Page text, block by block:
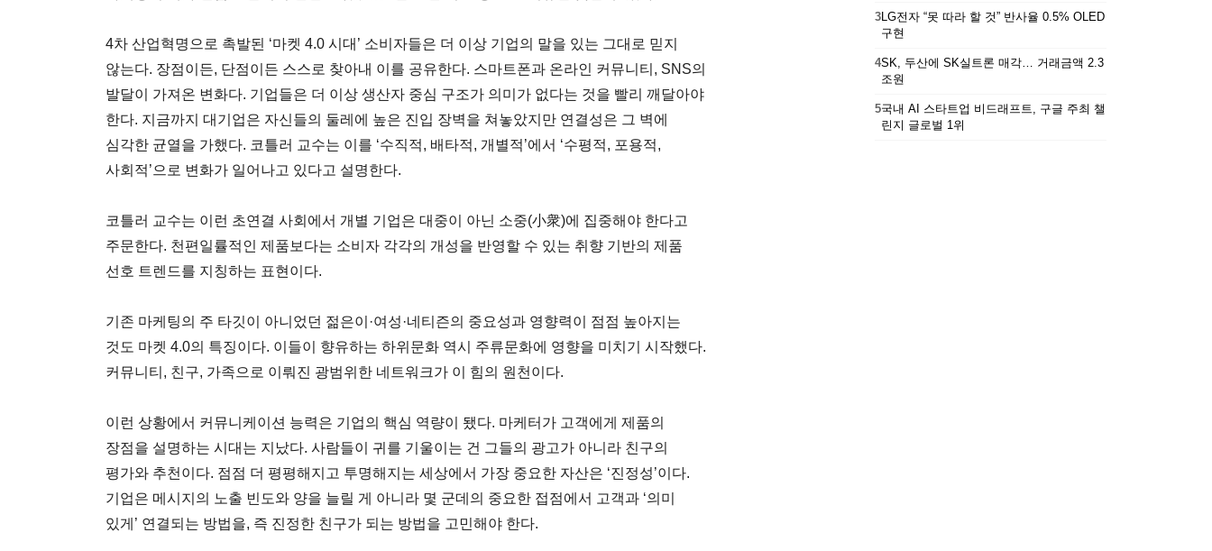
4차 산업혁명으로 촉발된 ‘마켓 4.0 시대’ 소비자들은 더 이상 기업의 말을 있는 그대로 믿지
않는다. 장점이든, 단점이든 스스로 찾아내 이를 공유한다. 스마트폰과 온라인 커뮤니티, SNS의
발달이 가져온 변화다. 기업들은 더 이상 생산자 중심 구조가 의미가 없다는 것을 빨리 깨달아야
한다. 지금까지 대기업은 자신들의 둘레에 높은 진입 장벽을 쳐놓았지만 연결성은 그 벽에
심각한 균열을 가했다. 코틀러 교수는 이를 ‘수직적, 배타적, 개별적’에서 ‘수평적, 포용적,
사회적’으로 변화가 일어나고 있다고 설명한다.
코틀러 교수는 이런 초연결 사회에서 개별 기업은 대중이 아닌 소중(小衆)에 집중해야 한다고
주문한다. 천편일률적인 제품보다는 소비자 각각의 개성을 반영할 수 있는 취향 기반의 제품
선호 트렌드를 지칭하는 표현이다.
기존 마케팅의 주 타깃이 아니었던 젊은이·여성·네티즌의 중요성과 영향력이 점점 높아지는
것도 마켓 4.0의 특징이다. 이들이 향유하는 하위문화 역시 주류문화에 영향을 미치기 시작했다.
커뮤니티, 친구, 가족으로 이뤄진 광범위한 네트워크가 이 힘의 원천이다.
이런 상황에서 커뮤니케이션 능력은 기업의 핵심 역량이 됐다. 마케터가 고객에게 제품의
장점을 설명하는 시대는 지났다. 사람들이 귀를 기울이는 건 그들의 광고가 아니라 친구의
평가와 추천이다. 점점 더 평평해지고 투명해지는 세상에서 가장 중요한 자산은 ‘진정성’이다.
기업은 메시지의 노출 빈도와 양을 늘릴 게 아니라 몇 군데의 중요한 접점에서 고객과 ‘의미
있게’ 연결되는 방법을, 즉 진정한 친구가 되는 방법을 고민해야 한다.
3LG전자 “못 따라 할 것” 반사율 0.5% OLED
구현
4SK, 두산에 SK실트론 매각… 거래금액 2.3
조원
5국내 AI 스타트업 비드래프트, 구글 주최 챌
린지 글로벌 1위